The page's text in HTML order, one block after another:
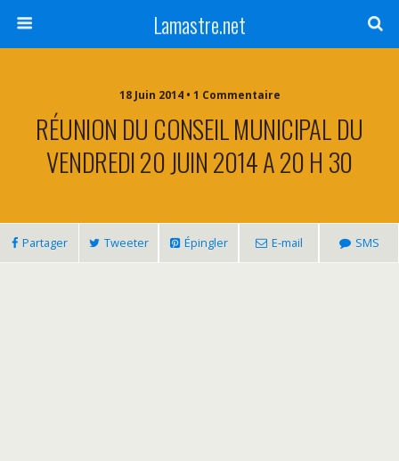
Lamastre.net
18 Juin 2014 • 1 Commentaire
RÉUNION DU CONSEIL MUNICIPAL DU
VENDREDI 20 JUIN 2014 A 20 H 30
Partager Tweeter Épingler E-mail SMS